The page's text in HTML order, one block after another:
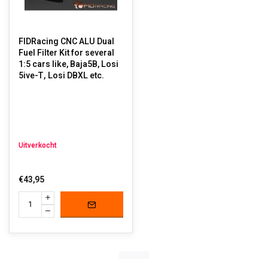
FIDRacing CNC ALU Dual
Fuel Filter Kit for several
1:5 cars like, Baja5B, Losi
5ive-T, Losi DBXL etc.
Uitverkocht
€43,95